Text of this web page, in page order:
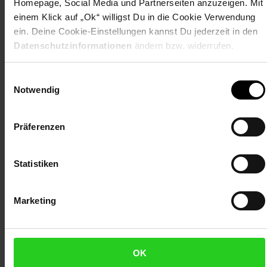
Homepage, Social Media und Partnerseiten anzuzeigen. Mit
einem Klick auf „Ok“ willigst Du in die Cookie Verwendung
ein. Deine Cookie-Einstellungen kannst Du jederzeit in den
Datenschutzinformationen ändern bzw. widerrufen.
Notwendig
Präferenzen
Statistiken
Marketing
OK
Durchmesser: ca. 300 cm
Maße: ca. B 300 x H 76 x 300 cm
Gewicht: ca. 23 kg
Wasserkapazität: 4.383 Liter
Artikelnummer: 2124203000
Bewertungen
Versandinformationen